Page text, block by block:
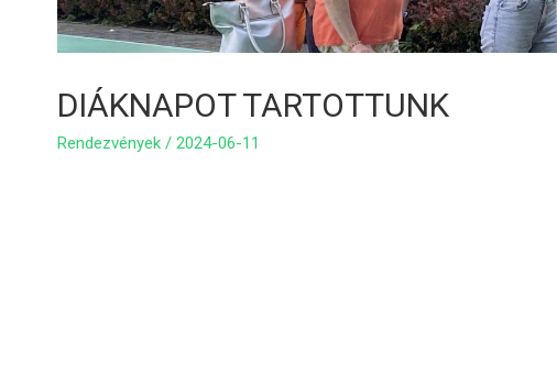
DIÁKNAPOT TARTOTTUNK
Rendezvények / 2024-06-11